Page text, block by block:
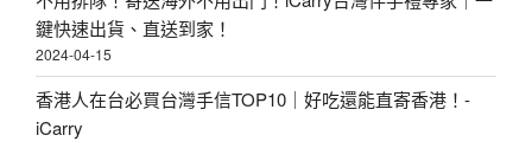
鍵快速出貨、直送到家！
2024-04-15
香港人在台必買台灣手信TOP10｜好吃還能直寄香港！-
iCarry